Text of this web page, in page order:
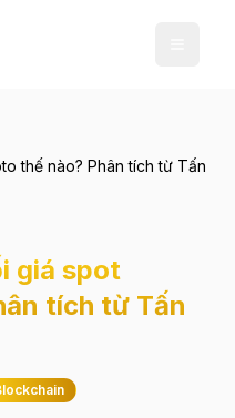
thế nào? Phân tích từ Tấn
giá spot
tích từ Tấn